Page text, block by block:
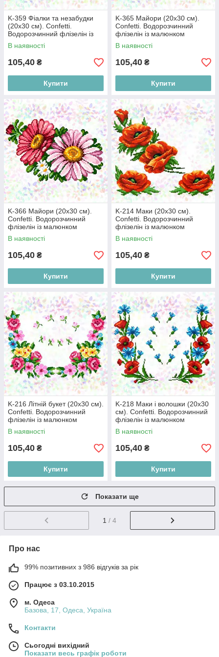
K-359 Фіалки та незабудки
(20х30 см). Confetti.
Водорозчинний флізелін із
малюнком
В наявності
105,40 ₴
Купити
K-365 Майори (20х30 см).
Confetti. Водорозчинний
флізелін із малюнком
В наявності
105,40 ₴
Купити
K-366 Майори (20х30 см).
Confetti. Водорозчинний
флізелін із малюнком
В наявності
105,40 ₴
Купити
K-214 Маки (20х30 см).
Confetti. Водорозчинний
флізелін із малюнком
В наявності
105,40 ₴
Купити
K-216 Літній букет (20х30 см).
Confetti. Водорозчинний
флізелін із малюнком
В наявності
105,40 ₴
Купити
K-218 Маки і волошки (20х30
см). Confetti. Водорозчинний
флізелін із малюнком
В наявності
105,40 ₴
Купити
Показати ще
1 / 4
Про нас
99% позитивних з 986 відгуків за рік
Працює з 03.10.2015
м. Одеса
Базова, 17, Одеса, Україна
Контакти
Сьогодні вихідний
Показати весь графік роботи